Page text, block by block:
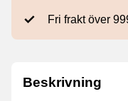
Fri frakt över
Beskrivning